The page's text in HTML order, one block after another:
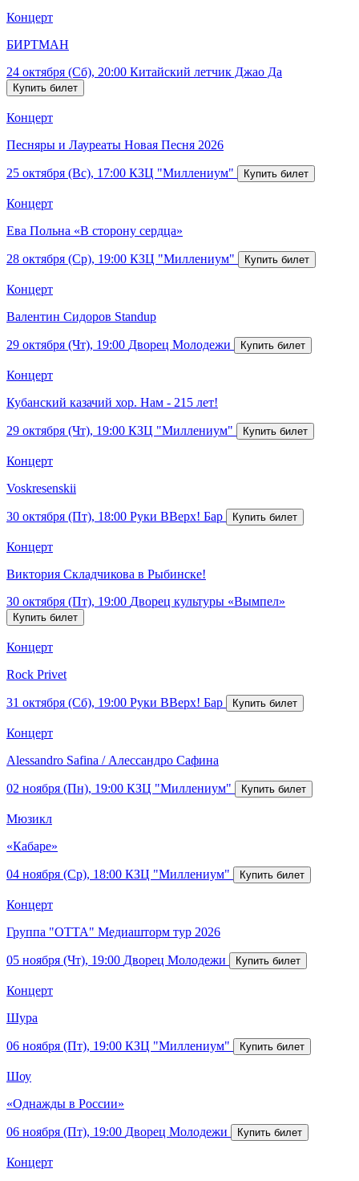
Концерт
БИРТМАН
24 октября (Сб), 20:00 Китайский летчик Джао Да
Концерт
Песняры и Лауреаты Новая Песня 2026
25 октября (Вс), 17:00 КЗЦ "Миллениум"
Концерт
Ева Польна «В сторону сердца»
28 октября (Ср), 19:00 КЗЦ "Миллениум"
Концерт
Валентин Сидоров Standup
29 октября (Чт), 19:00 Дворец Молодежи
Концерт
Кубанский казачий хор. Нам - 215 лет!
29 октября (Чт), 19:00 КЗЦ "Миллениум"
Концерт
Voskresenskii
30 октября (Пт), 18:00 Руки ВВерх! Бар
Концерт
Виктория Складчикова в Рыбинске!
30 октября (Пт), 19:00 Дворец культуры «Вымпел»
Концерт
Rock Privet
31 октября (Сб), 19:00 Руки ВВерх! Бар
Концерт
Alessandro Safina / Алессандро Сафина
02 ноября (Пн), 19:00 КЗЦ "Миллениум"
Мюзикл
«Кабаре»
04 ноября (Ср), 18:00 КЗЦ "Миллениум"
Концерт
Группа "ОТТА" Медиашторм тур 2026
05 ноября (Чт), 19:00 Дворец Молодежи
Концерт
Шура
06 ноября (Пт), 19:00 КЗЦ "Миллениум"
Шоу
«Однажды в России»
06 ноября (Пт), 19:00 Дворец Молодежи
Концерт